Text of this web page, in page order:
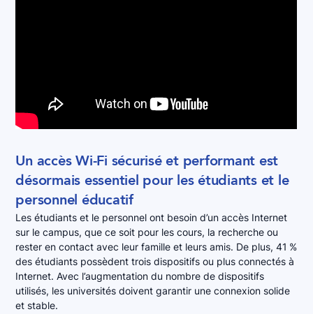
Un accès Wi-Fi sécurisé et performant est
désormais essentiel pour les étudiants et le
personnel éducatif
Les étudiants et le personnel ont besoin d’un accès Internet
sur le campus, que ce soit pour les cours, la recherche ou
rester en contact avec leur famille et leurs amis. De plus, 41 %
des étudiants possèdent trois dispositifs ou plus connectés à
Internet. Avec l’augmentation du nombre de dispositifs
utilisés, les universités doivent garantir une connexion solide
et stable.